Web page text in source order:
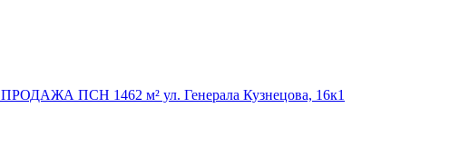
ПРОДАЖА ПСН 1462 м² ул. Генерала Кузнецова, 16к1